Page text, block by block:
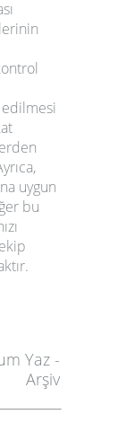
uygun
bu
Yaz -
Arşiv